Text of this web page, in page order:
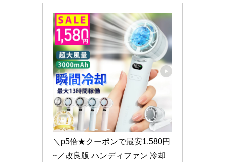
＼p5倍★クーポンで最安1,580円
~／改良版 ハンディファン 冷却